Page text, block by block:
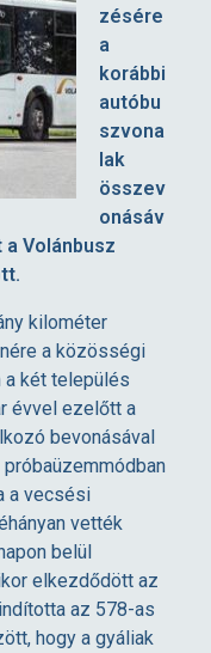
zésére
a
korábbi
autóbu
szvona
lak
összev
onásáv
Volánbusz
kilométer
a közösségi
a két település
évvel ezelőtt a
bevonásával
a vecsési
vették
belül
elkezdődött az
az 578-as
hogy a gyáliak